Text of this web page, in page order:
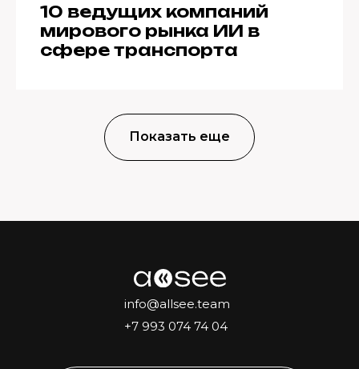
10 ведущих компаний
мирового рынка ИИ в
сфере транспорта
Показать еще
+7 993 074 74 04
info@allsee.team